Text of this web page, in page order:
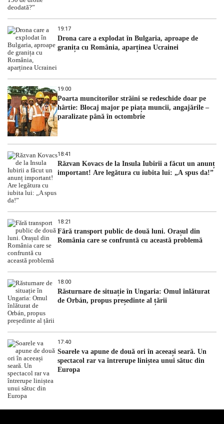
19:17
Drona care a explodat în Bulgaria, aproape de
granița cu România, aparținea Ucrainei
19:00
Poarta muncitorilor străini se redeschide doar pe
hârtie: Blocaj major pe piața muncii, angajările –
paralizate până în octombrie
18:41
Răzvan Kovacs de la Insula Iubirii a făcut un anunț
important! Are legătura cu iubita lui: „A spus da!”
18:21
Fără transport public de două luni. Orașul din
România care se confruntă cu această problemă
18:00
Răsturnare de situație în Ungaria: Omul înlăturat
de Orbán, propus președinte al țării
17:40
Soarele va apune de două ori în aceeași seară. Un
spectacol rar va întrerupe liniștea unui sătuc din
Europa